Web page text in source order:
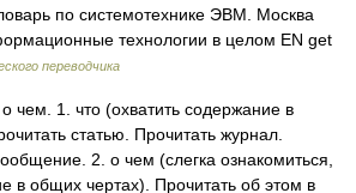
по системотехнике ЭВМ. Москва
технологии в целом EN get
переводчика
чем. 1. что (охватить содержание в
статью. Прочитать журнал.
2. о чем (слегка ознакомиться,
в общих чертах). Прочитать об этом в